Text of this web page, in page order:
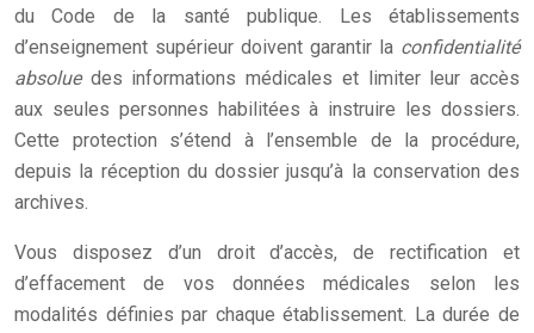
du Code de la santé publique. Les établissements
d’enseignement supérieur doivent garantir la confidentialité
absolue des informations médicales et limiter leur accès
aux seules personnes habilitées à instruire les dossiers.
Cette protection s’étend à l’ensemble de la procédure,
depuis la réception du dossier jusqu’à la conservation des
archives.
Vous disposez d’un droit d’accès, de rectification et
d’effacement de vos données médicales selon les
modalités définies par chaque établissement. La durée de